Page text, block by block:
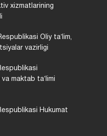
xizmatlarining
Oliy taʼlim,
vazirligi
maktab taʼlimi
Hukumat